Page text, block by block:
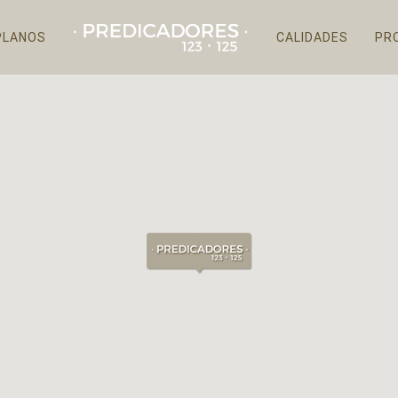
CALIDADES